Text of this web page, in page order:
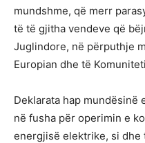
mundshme, që merr
të të gjitha vendeve që
Juglindore, në përputhje
Europian dhe të
Deklarata hap
në fusha për operimin e
energjisë elektrike, si dhe